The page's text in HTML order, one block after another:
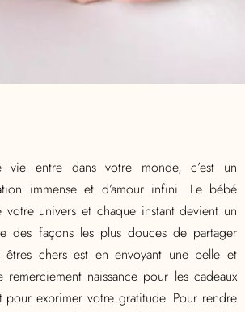
vie entre dans votre monde, c’est un
immense et d’amour infini. Le bébé
univers et chaque instant devient un
des façons les plus douces de partager
chers est en envoyant une belle et
naissance pour les cadeaux
pour exprimer votre gratitude. Pour rendre